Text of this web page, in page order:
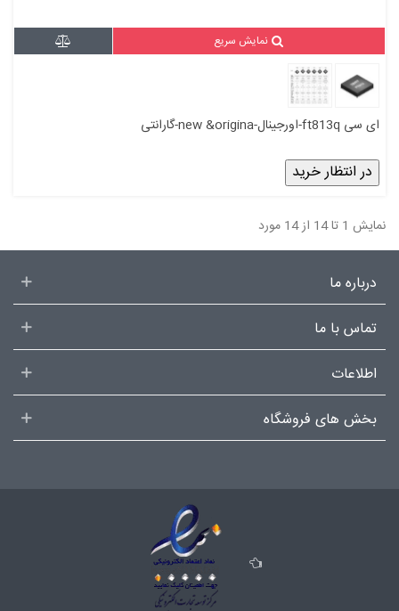
نمایش سریع
ای سی ft813q-اورجینال-new &origina-گارانتی
در انتظار خرید
نمایش 1 تا 14 از 14 مورد
درباره ما
تماس با ما
اطلاعات
بخش های فروشگاه